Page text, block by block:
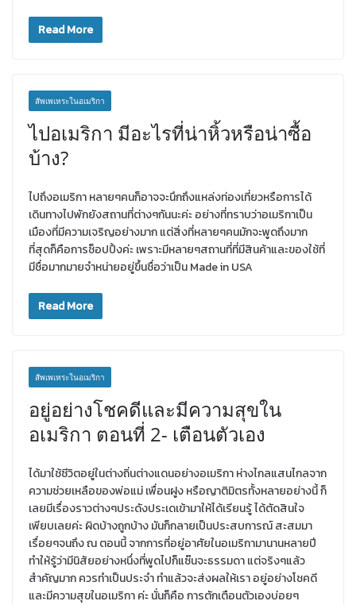
Read More
สัพเพเหระในอเมริกา
ไปอเมริกา มีอะไรที่น่าหิ้วหรือน่าซื้อ
บ้าง?
ไปถึงอเมริกา หลายๆคนก็อาจจะนึกถึงแหล่งท่องเที่ยวหรือการได้
เดินทางไปพักยังสถานที่ต่างๆกันนะค่ะ อย่างที่ทราบว่าอเมริกาเป็น
เมืองที่มีความเจริญอย่างมาก แต่สิ่งที่หลายๆคนมักจะพูดถึงมาก
ที่สุดก็คือการช็อปปิ้งค่ะ เพราะมีหลายๆสถานที่ที่มีสินค้าและของใช้ที่
มีชื่อมากมายจำหน่ายอยู่ขึ้นชื่อว่าเป็น Made in USA
Read More
สัพเพเหระในอเมริกา
อยู่อย่างโชคดีและมีความสุขใน
อเมริกา ตอนที่ 2- เตือนตัวเอง
ได้มาใช้ชีวิตอยู่ในต่างถิ่นต่างแดนอย่างอเมริกา ห่างไกลแสนไกลจาก
ความช่วยเหลือของพ่อแม่ เพื่อนฝูง หรือญาติมิตรทั้งหลายอย่างนี้ ก็
เลยมีเรื่องราวต่างๆประดังประเดเข้ามาให้ได้เรียนรู้ ได้ตัดสินใจ
เพียบเลยค่ะ ผิดบ้างถูกบ้าง มันก็กลายเป็นประสบการณ์ สะสมมา
เรื่อยๆจนถึง ณ ตอนนี้ จากการที่อยู่อาศัยในอเมริกามานานหลายปี
ทำให้รู้ว่ามีนิสัยอย่างหนึ่งที่พูดไปก็แซ๊นจะธรรมดา แต่จริงๆแล้ว
สำคัญมาก ควรทำเป็นประจำ ทำแล้วจะส่งผลให้เรา อยู่อย่างโชคดี
และมีความสุขในอเมริกา ค่ะ นั่นก็คือ การตักเตือนตัวเองบ่อยๆ